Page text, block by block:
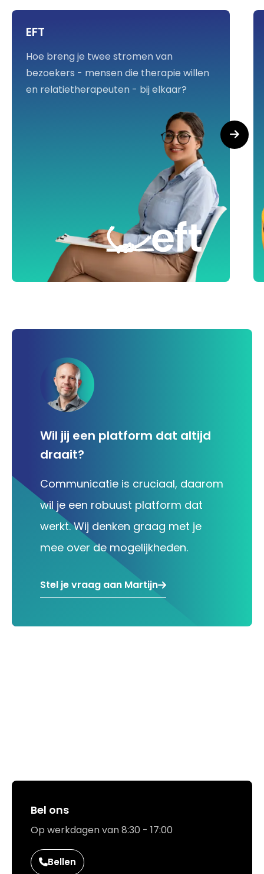
EFT
Hoe breng je twee stromen van
bezoekers - mensen die therapie willen
en relatietherapeuten - bij elkaar?
Wil jij een platform dat altijd
draait?
Communicatie is cruciaal, daarom
wil je een robuust platform dat
werkt. Wij denken graag met je
mee over de mogelijkheden.
Stel je vraag aan Martijn
Bel ons
Op werkdagen van 8:30 - 17:00
Bellen